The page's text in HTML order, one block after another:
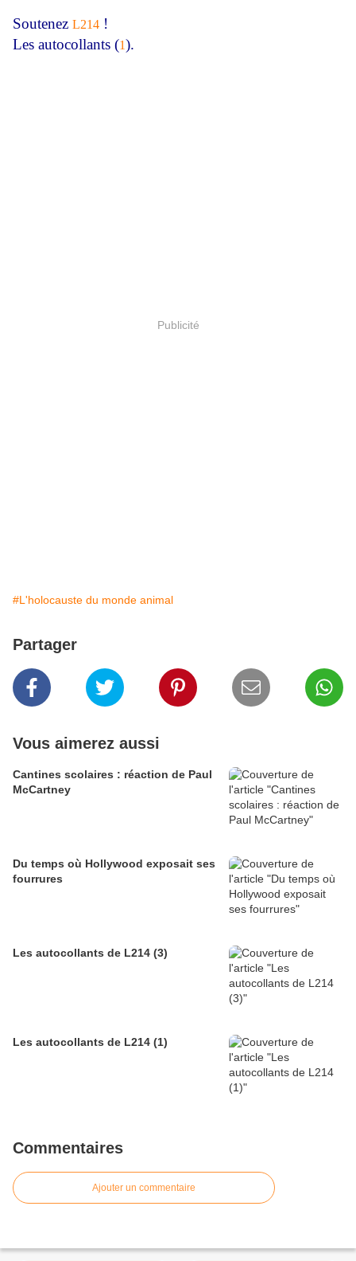
Soutenez L214 !
Les autocollants (1).
Publicité
#L'holocauste du monde animal
Partager
Vous aimerez aussi
Cantines scolaires : réaction de Paul
McCartney
Du temps où Hollywood exposait ses
fourrures
Les autocollants de L214 (3)
Les autocollants de L214 (1)
Commentaires
Ajouter un commentaire